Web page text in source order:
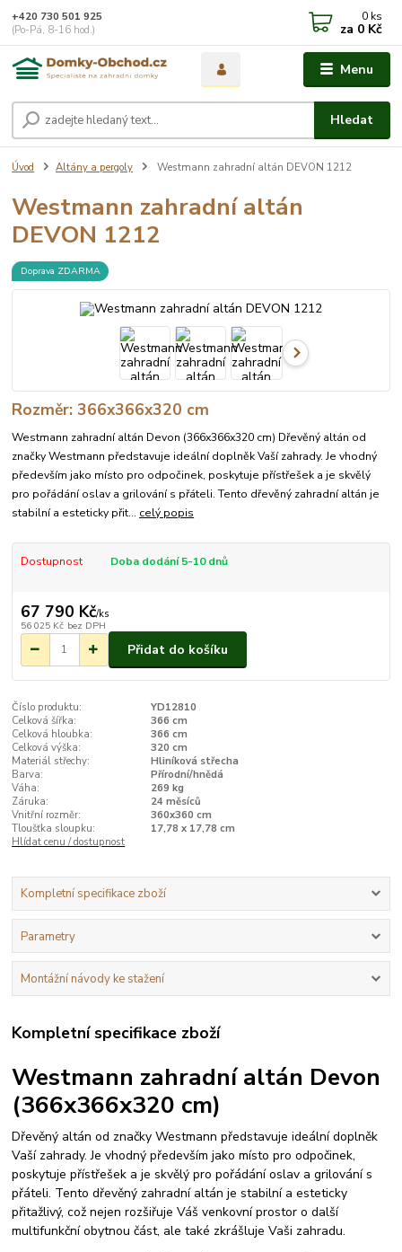
Menu
Hledat
+420 730 501 925
(Po-Pá, 8-16 hod.)
0 ks
za 0 Kč
Úvod Altány a pergoly Westmann zahradní altán DEVON 1212
Westmann zahradní altán
DEVON 1212
Doprava ZDARMA
Rozměr: 366x366x320 cm
Westmann zahradní altán Devon (366x366x320 cm) Dřevěný altán od
značky Westmann představuje ideální doplněk Vaší zahrady. Je vhodný
především jako místo pro odpočinek, poskytuje přístřešek a je skvělý
pro pořádání oslav a grilování s přáteli. Tento dřevěný zahradní altán je
stabilní a esteticky přit... celý popis
Dostupnost Doba dodání 5-10 dnů
67 790 Kč/ks
56 025 Kč bez DPH
Přidat do košíku
Číslo produktu:
YD12810
Celková šířka:
366 cm
Celková hloubka:
366 cm
Celková výška:
320 cm
Materiál střechy:
Hliníková střecha
Barva:
Přírodní/hnědá
Váha:
269 kg
Záruka:
24 měsíců
Vnitřní rozměr:
360x360 cm
Tloušťka sloupku:
17,78 x 17,78 cm
Hlídat cenu / dostupnost
Kompletní specifikace zboží
Parametry
Montážní návody ke stažení
Kompletní specifikace zboží
Westmann zahradní altán Devon
(366x366x320 cm)
Dřevěný altán od značky Westmann představuje ideální doplněk
Vaší zahrady. Je vhodný především jako místo pro odpočinek,
poskytuje přístřešek a je skvělý pro pořádání oslav a grilování s
přáteli. Tento dřevěný zahradní altán je stabilní a esteticky
přitažlivý, což nejen rozšiřuje Váš venkovní prostor o další
multifunkční obytnou část, ale také zkrášluje Vaši zahradu.